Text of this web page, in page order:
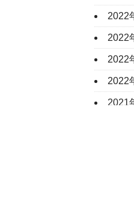
2022
2022
2022
2022
2021